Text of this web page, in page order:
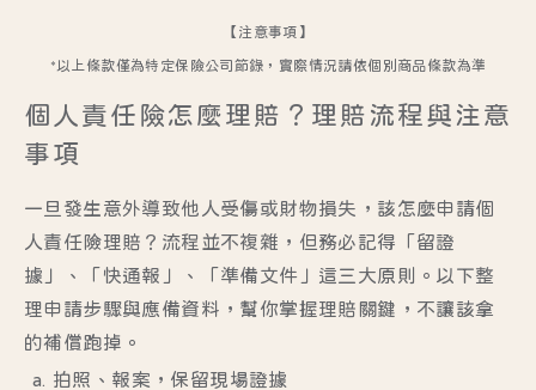
【注意事項】
*以上條款僅為特定保險公司節錄，實際情況請依個別商品條款為準
個人責任險怎麼理賠？理賠流程與注意
事項
一旦發生意外導致他人受傷或財物損失，該怎麼申請個
人責任險理賠？流程並不複雜，但務必記得「留證
據」、「快通報」、「準備文件」這三大原則。以下整
理申請步驟與應備資料，幫你掌握理賠關鍵，不讓該拿
的補償跑掉。
拍照、報案，保留現場證據